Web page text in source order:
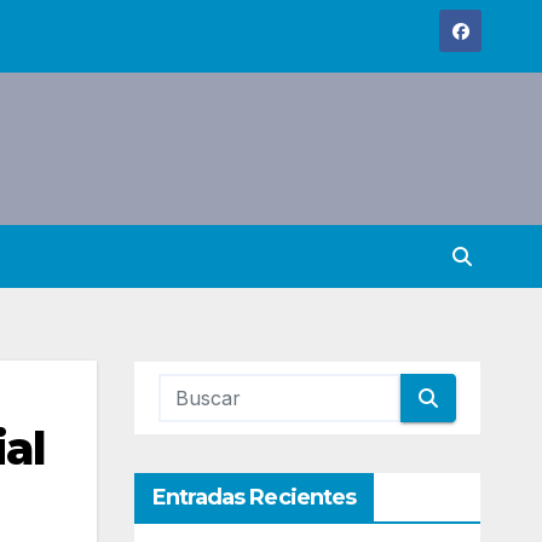
Entradas Recientes